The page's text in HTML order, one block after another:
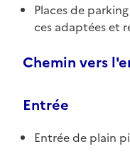
Places de
ces adaptées et
Chemin vers
Entrée
Entrée de plain